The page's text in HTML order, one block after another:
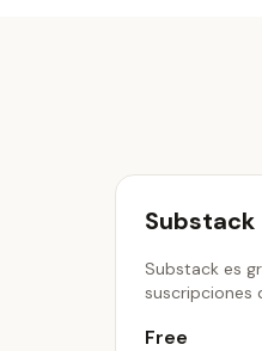
Substack es
suscripciones
Free